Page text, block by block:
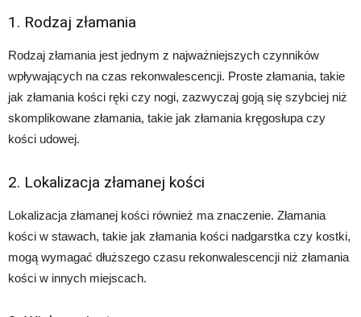
1. Rodzaj złamania
Rodzaj złamania jest jednym z najważniejszych czynników
wpływających na czas rekonwalescencji. Proste złamania, takie
jak złamania kości ręki czy nogi, zazwyczaj goją się szybciej niż
skomplikowane złamania, takie jak złamania kręgosłupa czy
kości udowej.
2. Lokalizacja złamanej kości
Lokalizacja złamanej kości również ma znaczenie. Złamania
kości w stawach, takie jak złamania kości nadgarstka czy kostki,
mogą wymagać dłuższego czasu rekonwalescencji niż złamania
kości w innych miejscach.